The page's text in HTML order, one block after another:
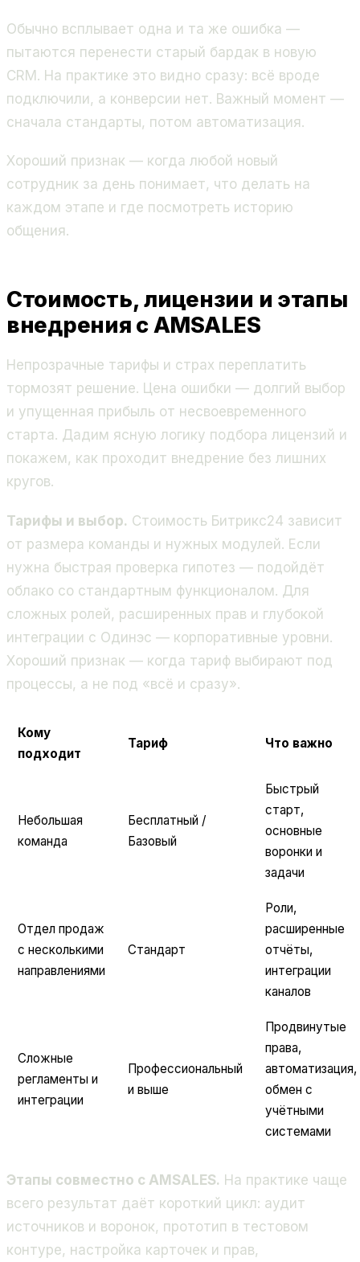
Обычно всплывает одна и та же ошибка —
пытаются перенести старый бардак в новую
CRM. На практике это видно сразу: всё вроде
подключили, а конверсии нет. Важный момент —
сначала стандарты, потом автоматизация.
Хороший признак — когда любой новый
сотрудник за день понимает, что делать на
каждом этапе и где посмотреть историю
общения.
Стоимость, лицензии и этапы
внедрения с AMSALES
Непрозрачные тарифы и страх переплатить
тормозят решение. Цена ошибки — долгий выбор
и упущенная прибыль от несвоевременного
старта. Дадим ясную логику подбора лицензий и
покажем, как проходит внедрение без лишних
кругов.
Тарифы и выбор. Стоимость Битрикс24 зависит
от размера команды и нужных модулей. Если
нужна быстрая проверка гипотез — подойдёт
облако со стандартным функционалом. Для
сложных ролей, расширенных прав и глубокой
интеграции с Одинэс — корпоративные уровни.
Хороший признак — когда тариф выбирают под
процессы, а не под «всё и сразу».
Кому
подходит
Тариф Что важно
Небольшая
команда
Бесплатный /
Базовый
Быстрый
старт,
основные
воронки и
задачи
Отдел продаж
с несколькими
направлениями
Стандарт
Роли,
расширенные
отчёты,
интеграции
каналов
Сложные
регламенты и
интеграции
Профессиональный
и выше
Продвинутые
права,
автоматизация,
обмен с
учётными
системами
Этапы совместно с AMSALES. На практике чаще
всего результат даёт короткий цикл: аудит
источников и воронок, прототип в тестовом
контуре, настройка карточек и прав,